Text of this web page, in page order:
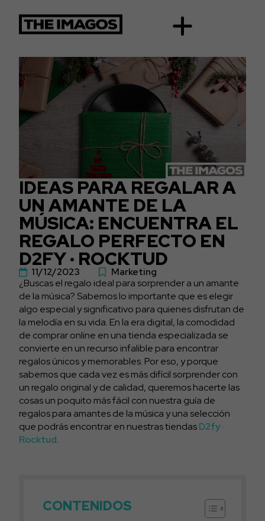
IDEAS PARA REGALAR A
UN AMANTE DE LA
MÚSICA: ENCUENTRA EL
REGALO PERFECTO EN
D2FY · ROCKTUD
11/12/2023
Marketing
¿Buscas el regalo ideal para sorprender a un amante
de la música? Sabemos lo importante que es elegir
algo especial y significativo para quienes disfrutan de
la melodía en su vida. En la era digital, la comodidad
de comprar online en una tienda especializada se
convierte en un recurso infalible para encontrar
regalos únicos y memorables. Por eso, y porque
sabemos que cada vez es más difícil sorprender con
un regalo original y de calidad, queremos hacerte las
cosas un poquito más fácil con nuestra guía de
regalos para amantes de la música y una selección
que podrás encontrar en nuestras tiendasD2fy ·
Rocktud.
CONTENIDOS